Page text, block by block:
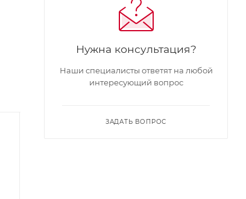
Нужна консультация?
Наши специалисты ответят на любой
интересующий вопрос
ЗАДАТЬ ВОПРОС